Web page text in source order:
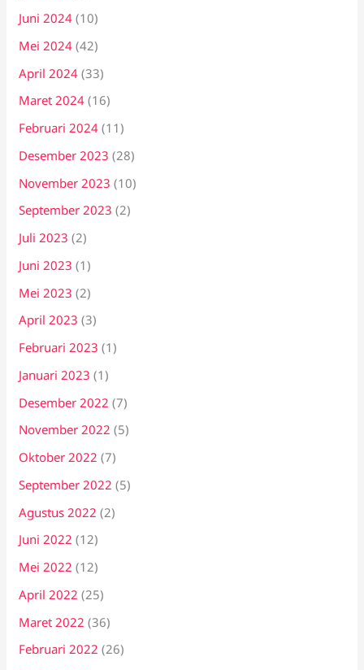
Juni 2024 (10)
Mei 2024 (42)
April 2024 (33)
Maret 2024 (16)
Februari 2024 (11)
Desember 2023 (28)
November 2023 (10)
September 2023 (2)
Juli 2023 (2)
Juni 2023 (1)
Mei 2023 (2)
April 2023 (3)
Februari 2023 (1)
Januari 2023 (1)
Desember 2022 (7)
November 2022 (5)
Oktober 2022 (7)
September 2022 (5)
Agustus 2022 (2)
Juni 2022 (12)
Mei 2022 (12)
April 2022 (25)
Maret 2022 (36)
Februari 2022 (26)